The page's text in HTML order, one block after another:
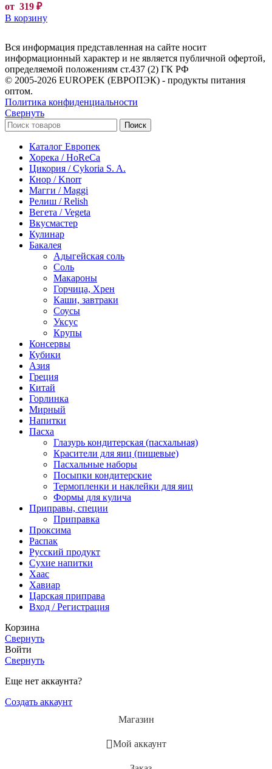
от 319 ₽
В корзину
Вся информация представленная на сайте носит
информационный характер и не является публичной офертой,
определяемой положениям ст.437 (2) ГК РФ
© 2005-2026 EUROPEK (ЕВРОПЭК) - продукты питания
оптом.
Политика конфиденциальности
Свернуть
Поиск
Каталог Европек
Хорека / HoReCa
Цикория / Cykoria S. A.
Кнор / Knorr
Магги / Maggi
Релиш / Relish
Вегета / Vegeta
Вкусмастер
Кулинар
Бакалея
Адыгейская соль
Соль
Макароны
Горчица, Хрен
Каши, завтраки
Соусы
Уксус
Крупы
Консервы
Кубики
Азия
Греция
Китай
Горлинка
Мирный
Напитки
Пасха
Глазурь кондитерская (пасхальная)
Красители для яиц (пищевые)
Пасхальные наборы
Посыпки кондитерские
Термопленки и наклейки для яиц
Формы для кулича
Приправы, специи
Приправка
Проксима
Распак
Русский продукт
Сухие напитки
Хаас
Хавиар
Царская приправа
Вход / Регистрация
Корзина
Свернуть
Войти
Свернуть
Еще нет аккаунта?
Создать аккаунт
Магазин
Мой аккаунт